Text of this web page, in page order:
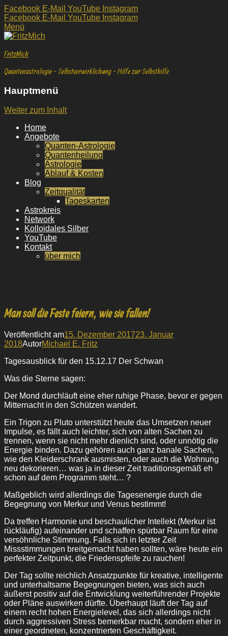
Facebook E-Mail YouTube Instagram
Facebook E-Mail YouTube Instagram
Menü
FritzMich
Quantenastrologie - Selbstverwirklichung - Hilfe zur Selbsthilfe
Hauptmenü
Weiter zum Inhalt
Home
Angebote
Quanten-Astrologie
Quantenheilung
Astrologie
Ablauf & Kosten
Blog
Zeitqualität
Tageskarten
Astrokreis
Network
Kolloidales Silber
YouTube
Kontakt
über mich
Man soll die Feste feiern, wie sie fallen!
Veröffentlicht am15. Dezember 201723. Januar
2018AutorMichael E. Fritz
Tagesausblick für den 15.12.17 Der Schwan
Was die Sterne sagen:
Der Mond durchläuft eine eher ruhige Phase, bevor er gegen
Mitternacht in den Schützen wandert.
Ein Trigon zu Pluto unterstützt heute das Umsetzen neuer
Impulse, es fällt auch leichter, sich von alten Sachen zu
trennen, wenn sie nicht mehr dienlich sind, oder unnötig die
Energie binden. Dazu gehören auch ganz banale Sachen,
wie den Kleiderschrank ausmisten, oder auch die Wohnung
neu dekorieren… was ja in dieser Zeit traditionsgemäß eh
schon auf dem Programm steht… ?
Maßgeblich wird allerdings die Tagesenergie durch die
Begegnung von Merkur und Venus bestimmt!
Da treffen Harmonie und beschaulicher Intellekt (Merkur ist
rückläufig) aufeinander und schaffen spürbar Raum für eine
versöhnliche Stimmung. Falls sich in letzter Zeit
Missstimmungen breitgemacht haben sollten, wäre heute ein
perfekter Zeitpunkt, die Friedenspfeife zu rauchen!
Der Tag sollte reichlich Ansatzpunkte für kreative, intelligente
und unterhaltsame Begegnungen bieten, was sich auch
äußerst positiv auf die Entwicklung weiterführender Projekte
oder Pläne auswirken dürfte. Überhaupt läuft der Tag auf
einem recht hohen Energielevel, das sich allerdings nicht
durch aggressiven Stress bemerkbar macht, sondern eher in
einer geordneten, konzentrierten Geschäftigkeit.